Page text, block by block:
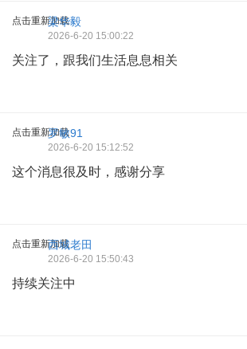
点击重新加载
梁华毅
2026-6-20 15:00:22
关注了，跟我们生活息息相关
点击重新加载
罗敏91
2026-6-20 15:12:52
这个消息很及时，感谢分享
点击重新加载西城老田
2026-6-20 15:50:43
持续关注中